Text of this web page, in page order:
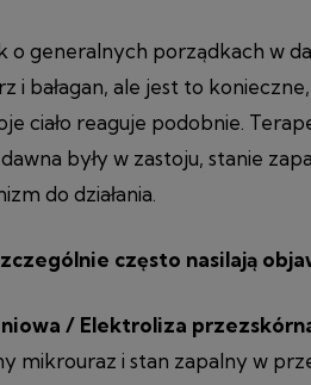
o generalnych porządkach w
i bałagan, ale jest to
ciało reaguje podobnie.
były w zastoju, stanie
do działania.
często nasilają
/ Elektroliza
mikrouraz i stan zapalny w